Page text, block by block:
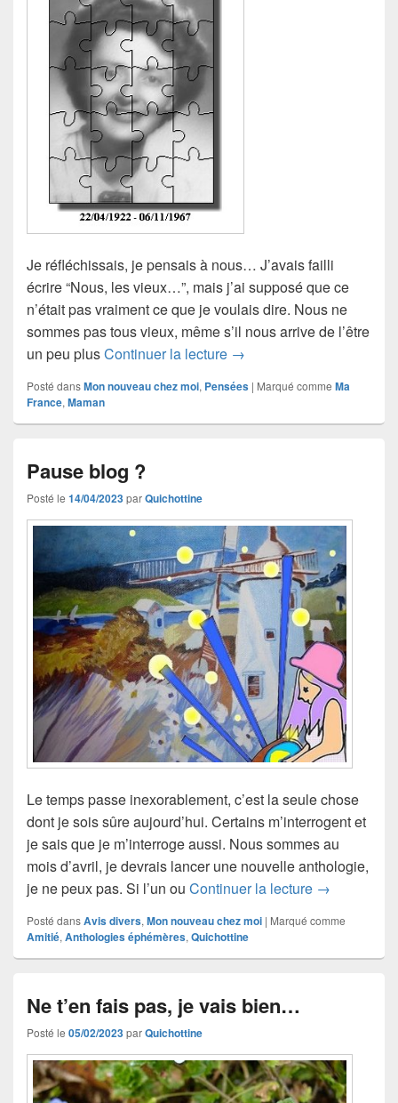
Je réfléchissais, je pensais à nous… J’avais failli
écrire “Nous, les vieux…”, mais j’ai supposé que ce
n’était pas vraiment ce que je voulais dire. Nous ne
sommes pas tous vieux, même s’il nous arrive de l’être
un peu plusContinuer la lecture Nous, les « anciens »
→
Posté dansMon nouveau chez moi, Pensées | Marqué comme Ma
France, Maman
Pause blog ?
Posté le 14/04/2023parQuichottine
Le temps passe inexorablement, c’est la seule chose
dont je sois sûre aujourd’hui. Certains m’interrogent et
je sais que je m’interroge aussi. Nous sommes au
mois d’avril, je devrais lancer une nouvelle anthologie,
je ne peux pas. Si l’un ou Continuer la lecture Pause blog ?
→
Posté dansAvis divers, Mon nouveau chez moi | Marqué comme
Amitié, Anthologies éphémères, Quichottine
Ne t’en fais pas, je vais bien…
Posté le 05/02/2023parQuichottine